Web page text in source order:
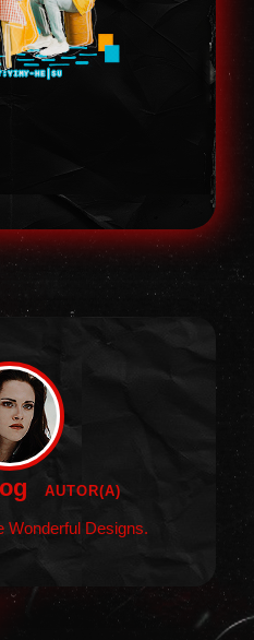
AUTOR(A)
Wonderful Designs.